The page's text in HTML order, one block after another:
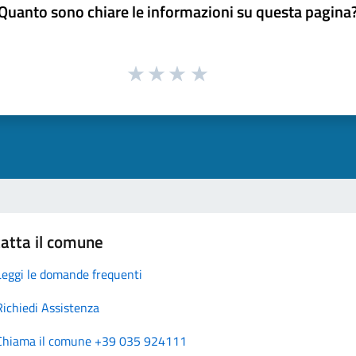
sono chiare le informazioni su questa
il comune
le domande frequenti
Assistenza
il comune +39 035 924111